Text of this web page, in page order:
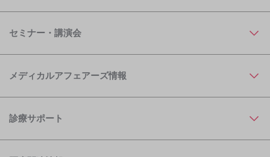
セミナー・講演会
メディカルアフェアーズ情報
診療サポート